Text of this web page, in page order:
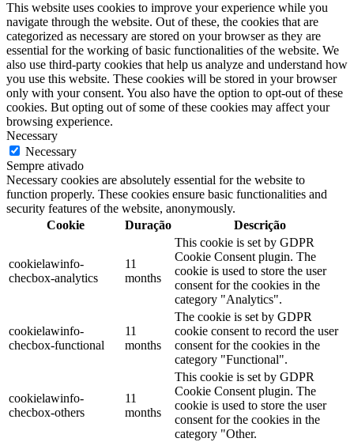
This website uses cookies to improve your experience while you
navigate through the website. Out of these, the cookies that are
categorized as necessary are stored on your browser as they are
essential for the working of basic functionalities of the website. We
also use third-party cookies that help us analyze and understand how
you use this website. These cookies will be stored in your browser
only with your consent. You also have the option to opt-out of these
cookies. But opting out of some of these cookies may affect your
browsing experience.
Necessary
Necessary
Sempre ativado
Necessary cookies are absolutely essential for the website to
function properly. These cookies ensure basic functionalities and
security features of the website, anonymously.
Cookie
Duração Descrição
cookielawinfo-
checbox-analytics
11
months
This cookie is set by GDPR
Cookie Consent plugin. The
cookie is used to store the user
consent for the cookies in the
category "Analytics".
cookielawinfo-
checbox-functional
11
months
The cookie is set by GDPR
cookie consent to record the user
consent for the cookies in the
category "Functional".
cookielawinfo-
checbox-others
11
months
This cookie is set by GDPR
Cookie Consent plugin. The
cookie is used to store the user
consent for the cookies in the
category "Other.